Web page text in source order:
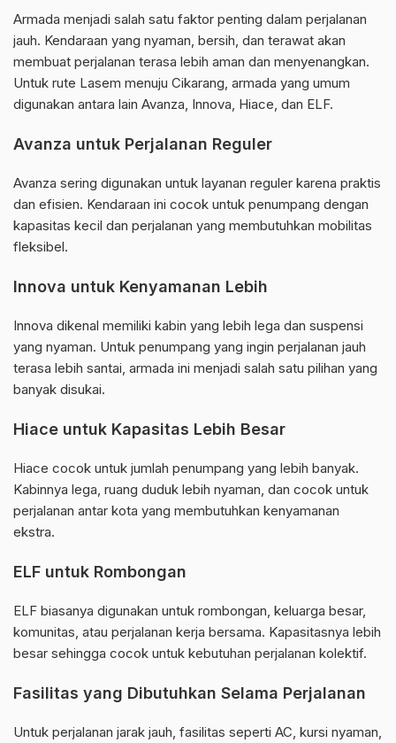
Armada menjadi salah satu faktor penting dalam perjalanan
jauh. Kendaraan yang nyaman, bersih, dan terawat akan
membuat perjalanan terasa lebih aman dan menyenangkan.
Untuk rute Lasem menuju Cikarang, armada yang umum
digunakan antara lain Avanza, Innova, Hiace, dan ELF.
Avanza untuk Perjalanan Reguler
Avanza sering digunakan untuk layanan reguler karena praktis
dan efisien. Kendaraan ini cocok untuk penumpang dengan
kapasitas kecil dan perjalanan yang membutuhkan mobilitas
fleksibel.
Innova untuk Kenyamanan Lebih
Innova dikenal memiliki kabin yang lebih lega dan suspensi
yang nyaman. Untuk penumpang yang ingin perjalanan jauh
terasa lebih santai, armada ini menjadi salah satu pilihan yang
banyak disukai.
Hiace untuk Kapasitas Lebih Besar
Hiace cocok untuk jumlah penumpang yang lebih banyak.
Kabinnya lega, ruang duduk lebih nyaman, dan cocok untuk
perjalanan antar kota yang membutuhkan kenyamanan
ekstra.
ELF untuk Rombongan
ELF biasanya digunakan untuk rombongan, keluarga besar,
komunitas, atau perjalanan kerja bersama. Kapasitasnya lebih
besar sehingga cocok untuk kebutuhan perjalanan kolektif.
Fasilitas yang Dibutuhkan Selama Perjalanan
Untuk perjalanan jarak jauh, fasilitas seperti AC, kursi nyaman,